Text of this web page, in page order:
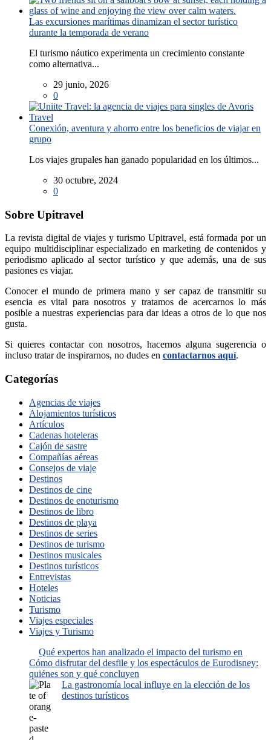
Las excursiones marítimas dinamizan el sector turístico
durante la temporada de verano
El turismo náutico experimenta un crecimiento constante
como alternativa...
29 junio, 2026
0
Conexión, aventura y ahorro entre los beneficios de viajar en
grupo
Los viajes grupales han ganado popularidad en los últimos...
30 octubre, 2024
0
Sobre Upitravel
La revista digital de viajes y turismo Upitravel, está formada por un
equipo multidisciplinar especializado en marketing de contenidos y
periodismo aplicado al sector turístico y que además, una de sus
pasiones es viajar.
Conocer el mundo de primera mano y ser capaz de transmitir su
esencia es vital para nosotros y tratamos de acercarnos lo más
posible a nuestras experiencias para dar ideas a otros de lo que nos
gusta.
Si quieres contactar con nosotros, hacernos alguna sugerencia o
incluso tratar de inspirarnos, no dudes en contactarnos aquí.
Categorías
Agencias de viajes
Alojamientos turísticos
Artículos
Cadenas hoteleras
Cajón de sastre
Compañías aéreas
Consejos de viaje
Destinos
Destinos de cine
Destinos de enoturismo
Destinos de libro
Destinos de playa
Destinos de series
Destinos de turismo
Destinos musicales
Destinos turísticos
Entrevistas
Hoteles
Noticias
Turismo
Viajes especiales
Viajes y Turismo
Qué expertos han analizado el impacto del turismo en
Cómo disfrutar del desfile y los espectáculos de Eurodisney:
quiénes son y qué concluyen
La gastronomía local influye en la elección de los
destinos turísticos